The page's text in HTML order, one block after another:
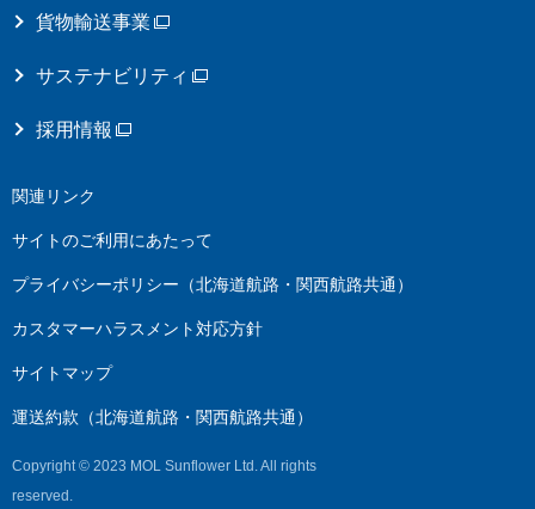
貨物輸送事業
サステナビリティ
採用情報
関連リンク
サイトのご利用にあたって
プライバシーポリシー（北海道航路・関西航路共通）
カスタマーハラスメント対応方針
サイトマップ
運送約款（北海道航路・関西航路共通）
Copyright © 2023 MOL Sunflower Ltd. All rights
reserved.